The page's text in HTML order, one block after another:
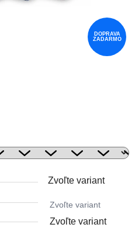
Zvoľte variant
Zvoľte variant
Zvoľte variant
DOPRAVA
ZADARMO